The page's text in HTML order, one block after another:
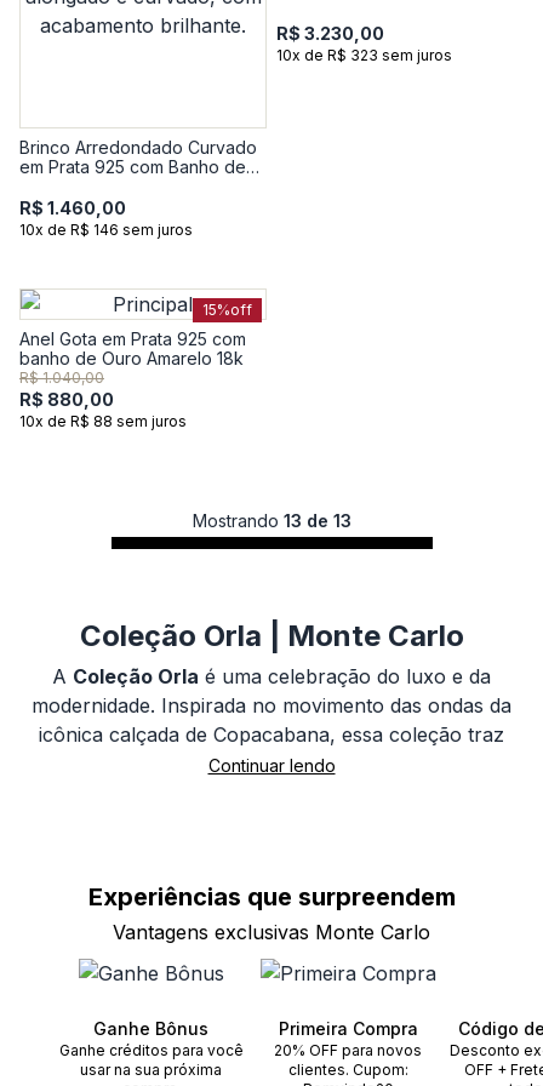
Brinco Arredondado Curvado
em Prata 925 com Banho de
R$ 1.460,00
10x de R$ 146 sem juros
18k
R$ 3.230,00
10x de R$ 323 sem juros
15%off
Anel Gota em Prata 925 com
banho de Ouro Amarelo 18k
R$ 1.040,00
R$ 880,00
10x de R$ 88 sem juros
Mostrando 13 de 13
Coleção Orla | Monte Carlo
A Coleção Orla é uma celebração do luxo e da
modernidade. Inspirada no movimento das ondas da
icônica calçada de Copacabana, essa coleção traz
formas fluidas e orgânicas, criando joias volumosas e
buscam joias marcantes para o dia a dia ou ocasiões
especiais.
Por que escolher as joias em prata 925 com banho
prata 925é um dos metais nobres mais desejados
Experiências que surpreendem
Vantagens exclusivas Monte Carlo
Ganhe Bônus
Ganhe créditos para você
usar na sua próxima
Primeira Compra
20% OFF para novos
clientes. Cupom:
Código
Desconto
OFF +